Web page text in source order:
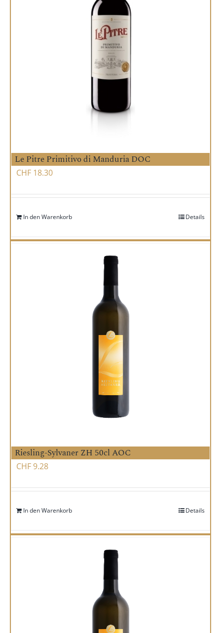
Le Pitre Primitivo di Manduria DOC
CHF 18.30
In den Warenkorb Details
Riesling-Sylvaner ZH 50cl AOC
CHF9.28
In den Warenkorb Details